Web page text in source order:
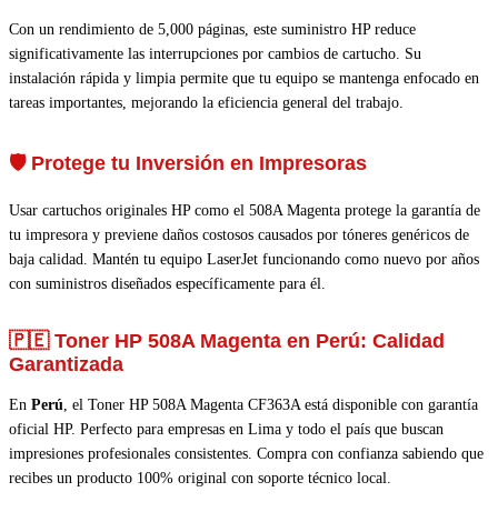
Con un rendimiento de 5,000 páginas, este suministro HP reduce
significativamente las interrupciones por cambios de cartucho. Su
instalación rápida y limpia permite que tu equipo se mantenga enfocado en
tareas importantes, mejorando la eficiencia general del trabajo.
🛡️ Protege tu Inversión en Impresoras
Usar cartuchos originales HP como el 508A Magenta protege la garantía de
tu impresora y previene daños costosos causados por tóneres genéricos de
baja calidad. Mantén tu equipo LaserJet funcionando como nuevo por años
con suministros diseñados específicamente para él.
🇵🇪 Toner HP 508A Magenta en Perú: Calidad
Garantizada
En Perú, el Toner HP 508A Magenta CF363A está disponible con garantía
oficial HP. Perfecto para empresas en Lima y todo el país que buscan
impresiones profesionales consistentes. Compra con confianza sabiendo que
recibes un producto 100% original con soporte técnico local.